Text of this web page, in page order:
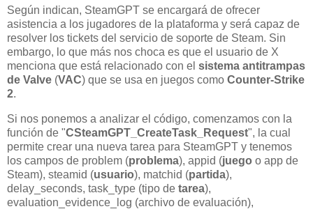
Según indican, SteamGPT se encargará de ofrecer
asistencia a los jugadores de la plataforma y será capaz de
resolver los tickets del servicio de soporte de Steam. Sin
embargo, lo que más nos choca es que el usuario de X
menciona que está relacionado con el sistema antitrampas
de Valve (VAC) que se usa en juegos como Counter-Strike
2.
Si nos ponemos a analizar el código, comenzamos con la
función de "CSteamGPT_CreateTask_Request", la cual
permite crear una nueva tarea para SteamGPT y tenemos
los campos de problem (problema), appid (juego o app de
Steam), steamid (usuario), matchid (partida),
delay_seconds, task_type (tipo de tarea),
evaluation_evidence_log (archivo de evaluación),